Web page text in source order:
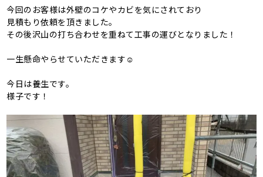
今回のお客様は外壁のコケやカビを気にされており
見積もり依頼を頂きました。
その後沢山の打ち合わせを重ねて工事の運びとなりました！
一生懸命やらせていただきます☺
今日は養生です。
様子です！